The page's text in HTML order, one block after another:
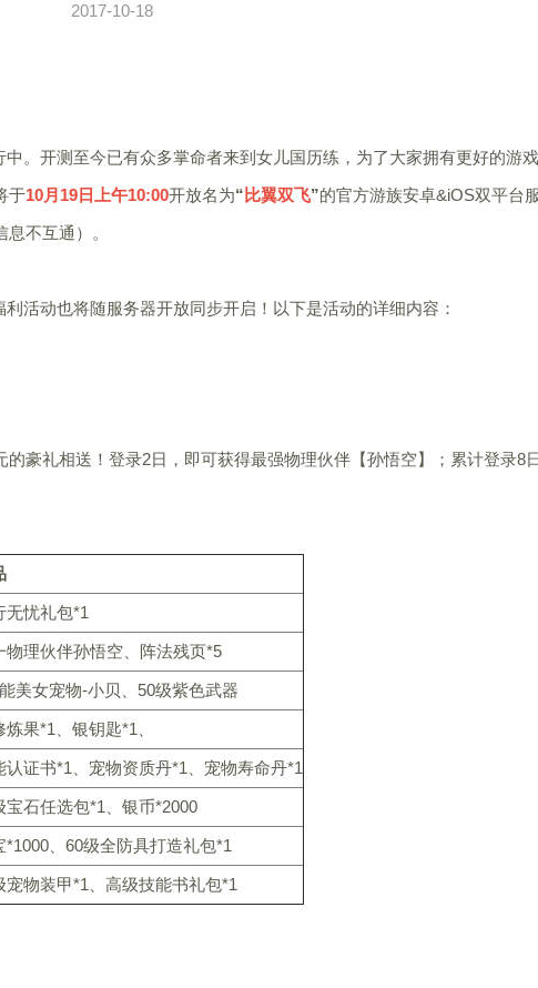
2017-10-18
开测至今已有众多掌命者来到女儿国历练，为了大家拥有更好的游
于10月19日上午10:00开放名为“ 比翼双飞”的官方游族安卓&iOS双平台
不互通）。
动也将随服务器开放同步开启！以下是活动的详细内容：
豪礼相送！登录2日，即可获得最强物理伙伴【孙悟空】；累计登录8
无忧礼包*1
物理伙伴孙悟空、阵法残页*5
美女宠物-小贝、50级紫色武器
炼果*1、银钥匙*1、
认证书*1、宠物资质丹*1、宠物寿命丹*1
宝石任选包*1、银币*2000
*1000、60级全防具打造礼包*1
宠物装甲*1、高级技能书礼包*1